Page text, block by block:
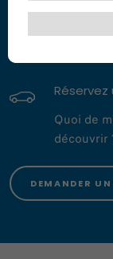
NOUS ÉCRIRE
Réservez
Quoi de
découvrir
DEMANDER UN